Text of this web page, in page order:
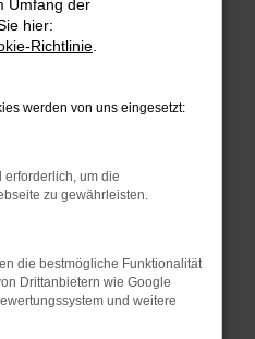
zum Beispiel deine
Seiten
die Seite in einem
in einem privaten
vorübergehende
Umfang der
hier:
Richtlinie
werden von uns eingesetzt:
erforderlich, um die
zu gewährleisten.
die bestmögliche Funktionalität
Drittanbietern wie Google
und weitere